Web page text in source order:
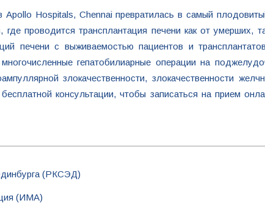
Apollo Hospitals, Chennai превратилась в самый
где проводится трансплантация печени как от
печени с выживаемостью пациентов и
гепатобилиарные операции на
злокачественности, злокачественности
консультации, чтобы записаться на прием
(РКСЭД)
(ИМА)